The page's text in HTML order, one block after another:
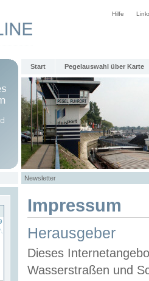
Hilfe
Start Pegelauswahl über Karte
Newsletter
Impressum
Herausgeber
Dieses
Wasserstraßen und